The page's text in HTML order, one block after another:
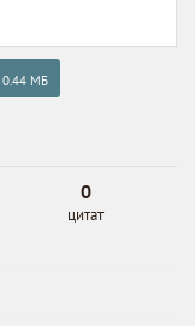
0.44 МБ
0
цитат